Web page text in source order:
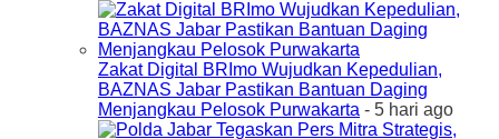
Zakat Digital BRImo Wujudkan Kepedulian,
BAZNAS Jabar Pastikan Bantuan Daging
Menjangkau Pelosok Purwakarta - 5 hari ago